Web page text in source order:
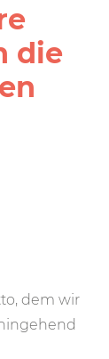
die
dem wir